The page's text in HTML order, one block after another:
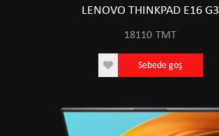
LENOVO THINKPAD E16 G3
18110 TMT
Sebede goş